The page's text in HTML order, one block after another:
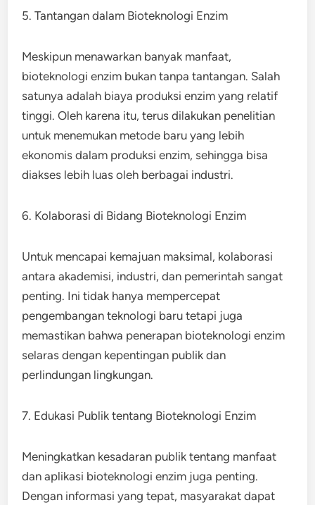
5. Tantangan dalam Bioteknologi Enzim
Meskipun menawarkan banyak manfaat,
bioteknologi enzim bukan tanpa tantangan. Salah
satunya adalah biaya produksi enzim yang relatif
tinggi. Oleh karena itu, terus dilakukan penelitian
untuk menemukan metode baru yang lebih
ekonomis dalam produksi enzim, sehingga bisa
diakses lebih luas oleh berbagai industri.
6. Kolaborasi di Bidang Bioteknologi Enzim
Untuk mencapai kemajuan maksimal, kolaborasi
antara akademisi, industri, dan pemerintah sangat
penting. Ini tidak hanya mempercepat
pengembangan teknologi baru tetapi juga
memastikan bahwa penerapan bioteknologi enzim
selaras dengan kepentingan publik dan
perlindungan lingkungan.
7. Edukasi Publik tentang Bioteknologi Enzim
Meningkatkan kesadaran publik tentang manfaat
dan aplikasi bioteknologi enzim juga penting.
Dengan informasi yang tepat, masyarakat dapat